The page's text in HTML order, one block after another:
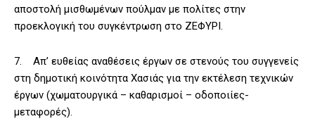
αποστολή μισθωμένων πούλμαν με πολίτες στην
προεκλογική του συγκέντρωση στο ΖΕΦΥΡΙ.
7. Απ’ ευθείας αναθέσεις έργων σε στενούς του συγγενείς
στη δημοτική κοινότητα Χασιάς για την εκτέλεση τεχνικών
έργων (χωματουργικά – καθαρισμοί – οδοποιίες-
μεταφορές).